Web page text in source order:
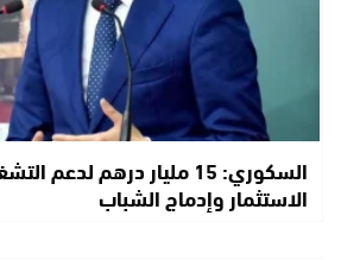
السكوري: 15 مليار درهم لدعم
الاستثمار وإدماج الشباب